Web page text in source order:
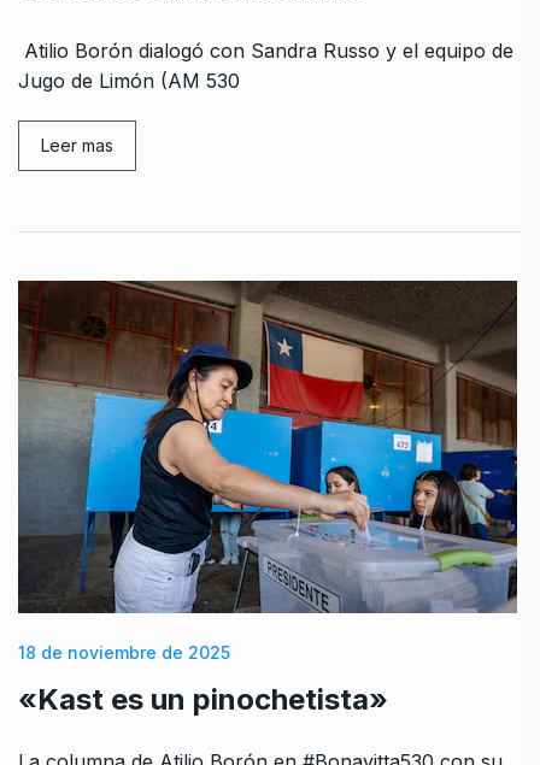
Atilio Borón dialogó con Sandra Russo y el equipo de
Jugo de Limón (AM 530
Leer mas
18 de noviembre de 2025
«Kast es un pinochetista»